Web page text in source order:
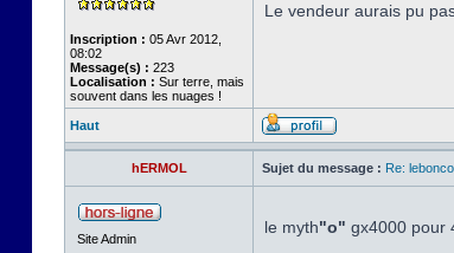
Inscription : 05 Avr 2012,
08:02
Message(s) : 223
Localisation : Sur terre, mais
souvent dans les nuages !
Le vendeur aurais pu
Haut
hERMOL Sujet du message : Re:
Site Admin
le myth"o" gx4000 pour